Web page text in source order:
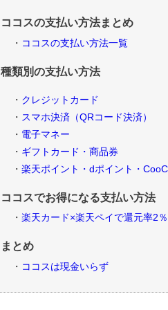
ココスの支払い方法まとめ
ココスの支払い方法一覧
種類別の支払い方法
クレジットカード
スマホ決済（QRコード決済）
電子マネー
ギフトカード・商品券
楽天ポイント・dポイント・
ココスでお得になる支払い方法
楽天カード×楽天ペイで還元率2％
まとめ
ココスは現金いらず